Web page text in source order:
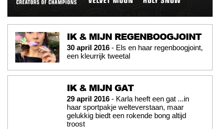
IK & MIJN REGENBOOGJOINT
30 april 2016 - Els en haar regenboogjoint,
een kleurrijk tweetal
IK & MIJN GAT
29 april 2016 - Karla heeft een gat ...in
haar sportpakje welteverstaan, maar
gelukkig biedt een rokende bong altijd
troost